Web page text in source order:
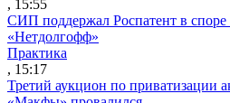
, 15:55
СИП поддержал Роспатент в споре
«Нетдолгофф»
Практика
, 15:17
Третий аукцион по приватизации